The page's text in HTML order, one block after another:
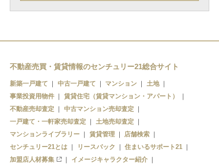
不動産売買・賃貸情報のセンチュリー21総合サイト
新築一戸建て 中古一戸建て マンション
土地
事業投資用物件
賃貸住宅（賃貸マンション・アパート）
不動産売却査定
中古マンション売却査定
一戸建て・一軒家売却査定
土地売却査定
マンションライブラリー
賃貸管理
店舗検索
センチュリー21とは
リースバック
住まいるサポート21
加盟店人材募集
イメージキャラクター紹介